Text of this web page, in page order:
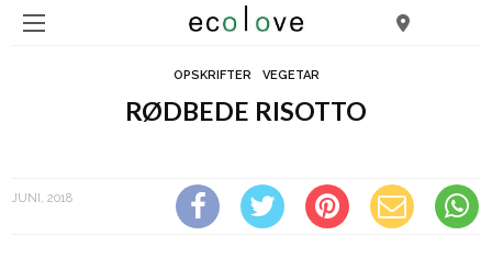
OPSKRIFTER VEGETAR
RØDBEDE RISOTTO
JUNI, 2018